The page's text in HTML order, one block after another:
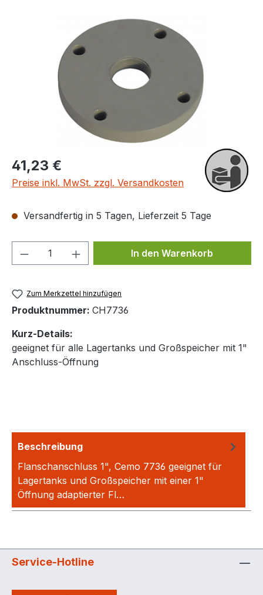
Bildergalerie überspringen
Regulärer Preis:
41,23 €
Preise inkl. MwSt. zzgl. Versandkosten
Versandfertig in 5 Tagen, Lieferzeit 5 Tage
Produkt Anzahl: Gib denIn den Warenkorb
Zum Merkzettel hinzufügen
Produktnummer: CH7736
Kurz-Details:
geeignet für alle Lagertanks und Großspeicher mit 1"
Anschluss-Öffnung
Beschreibung
Flanschanschluss 1", Cemo 7736 geeignet für
Lagertanks und Großspeicher mit einer 1"
Öffnung adaptierter Fl…
Service-Hotline